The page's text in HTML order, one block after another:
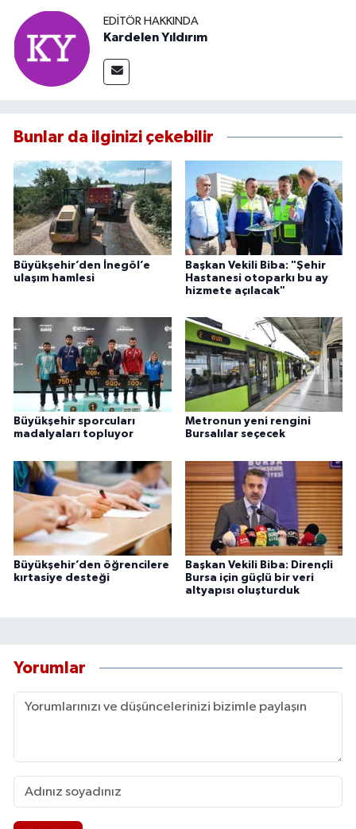
EDITÖR HAKKINDA
Kardelen Yıldırım
Bunlar da ilginizi çekebilir
Büyükşehir’den İnegöl’e
ulaşım hamlesi
Başkan Vekili Biba: "Şehir
Hastanesi otoparkı bu ay
hizmete açılacak"
Büyükşehir sporcuları
madalyaları topluyor
Metronun yeni rengini
Bursalılar seçecek
Büyükşehir’den öğrencilere
kırtasiye desteği
Başkan Vekili Biba: Dirençli
Bursa için güçlü bir veri
altyapısı oluşturduk
Yorumlar